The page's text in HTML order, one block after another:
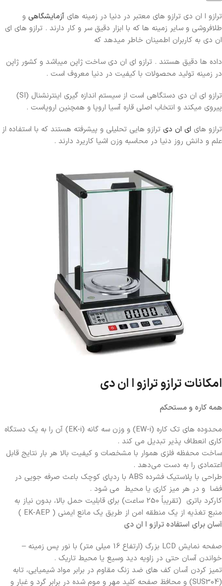
ترازو ا ان دی ترازو های معتبر در دنیا در زمینه های آزمایشگاهی و
طلافروشی و سایر زمینه ها که با ابزار دقیق سر و کار دارند . ترازو های ای
ان دی به کاربران اطمینان خاطر میدهد که
داده ها دقیق هستند . ترازو ای ان دی ساخت ژاپن میباشد و کشور ژاپن
در زمینه تولید محصولات با کیفیت در دنیا معروف است .
ترازو ای ان دی دستگاهی است از سیستم اندازه گیری اینترنشنال (SI)
پیروی میکند و انتخاب اصلی قاره آسیا اروپا و همچنین اروپاست .
ترازو های ای ان دی ترازو هایی تحلیلی و پیشرفته هستند که با استفاده از
علم و دانش روز دنیا در محاسبه وزن اشیا کاریرد دارند .
امکانات ترازو ترازو ا ان دی
همه کاره و مستحکم
محدوده های تک کاره (EW-i) و وزن سه گانه (EK-i) آن را به یک دستگاه
کاری انعطاف پذیر تبدیل می کند .
ساخت محفظه فلزی هموار با مشخصات و کیفیت بالا هر بار نتایج قابل
اعتمادی را به دست می‌دهد .
طراحی با پلاستیک فشرده ABS با ردپای کوچک باعث صرفه جویی در
فضا و در هر میز کاری یا محیط می شود .
کارکرد باتری (تقریباً 250 ساعت) برای قابلیت حمل بالا، بدون نیاز به
منبع تغذیه از یک منطقه امن از طریق یک مانع ایمنی ( EK-AEP )
آسان برای استفاده ترازو ا ان دی
صفحه نمایش LCD بزرگ (ارتفاع 16 میلی متر) با نور پس زمینه –
خواندن آسان حتی در زاویه دید وسیع یا محیط تاریک .
تمیز کردن آسان کف های ضد زنگ مقاوم در برابر مواد شیمیایی، تابه
(SUS304) و محافظ صفحه کلید مهر و موم شده در برابر گرد و غبار و